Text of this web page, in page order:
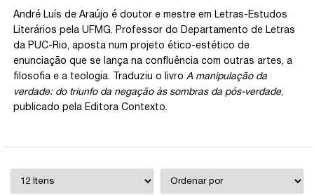
André Luís de Araújo é doutor e mestre em Letras-Estudos
Literários pela UFMG. Professor do Departamento de Letras
da PUC-Rio, aposta num projeto ético-estético de
enunciação que se lança na confluência com outras artes, a
filosofia e a teologia. Traduziu o livroA manipulação da
verdade: do triunfo da negação às sombras da pós-verdade,
publicado pela Editora Contexto.